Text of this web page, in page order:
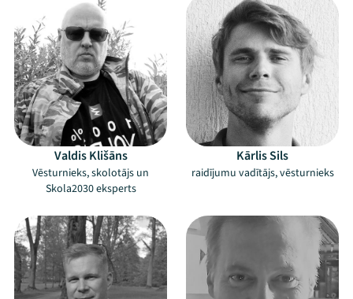
Valdis Klišāns
Vēsturnieks, skolotājs un
Skola2030 eksperts
Kārlis Sils
raidījumu vadītājs, vēsturnieks